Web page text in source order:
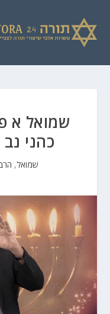
שמואל א
כהני
שמואל,